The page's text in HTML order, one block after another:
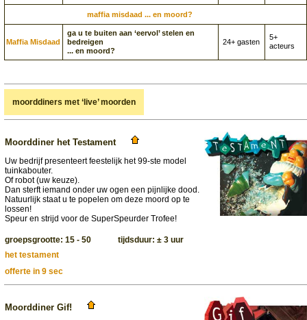
maffia misdaad ... en moord?
Maffia Misdaad
ga u te buiten aan ‘eervol’ stelen en
bedreigen
... en moord?
24+ gasten
5+
acteurs
moorddiners met ‘live’ moorden
Moorddiner het Testament
Uw bedrijf presenteert feestelijk het 99-ste model
tuinkabouter.
Of robot (uw keuze).
Dan sterft iemand onder uw ogen een pijnlijke dood.
Natuurlijk staat u te popelen om deze moord op te
lossen!
Speur en strijd voor de SuperSpeurder Trofee!
groepsgrootte: 15 - 50 tijdsduur: ± 3 uur
het testament
offerte in 9 sec
Moorddiner Gif!